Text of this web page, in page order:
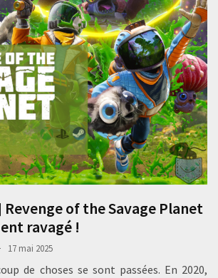
Revenge of the Savage Planet
ravagé !
17 mai 2025
de choses se sont passées. En 2020,